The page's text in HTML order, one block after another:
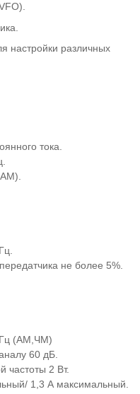
настройки различных
тока.
не более 5%.
(АМ,ЧМ)
60 дБ.
частоты 2 Вт.
1,3 А максимальный.